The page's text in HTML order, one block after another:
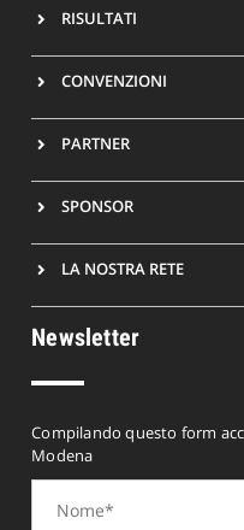
RISULTATI
CONVENZIONI
PARTNER
SPONSOR
LA NOSTRA RETE
Newsletter
Compilando questo form
Modena